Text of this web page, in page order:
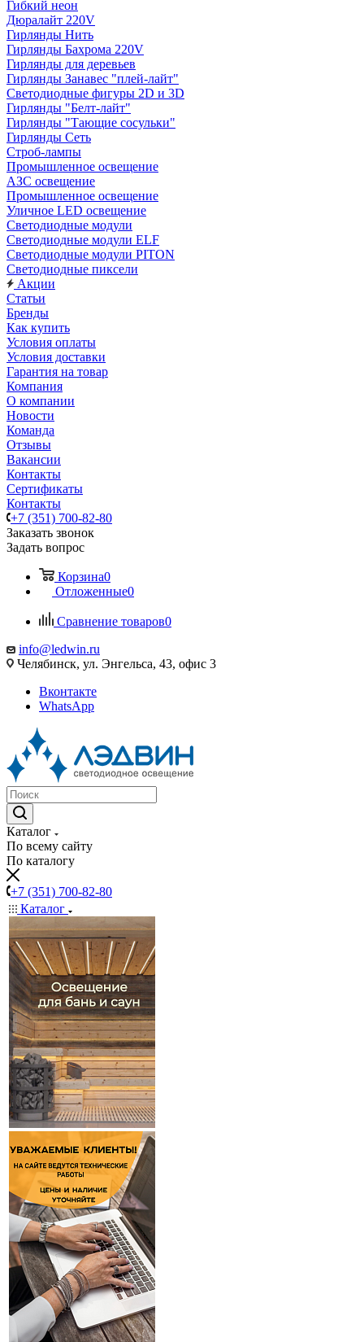
Гибкий неон
Дюралайт 220V
Гирлянды Нить
Гирлянды Бахрома 220V
Гирлянды для деревьев
Гирлянды Занавес "плей-лайт"
Светодиодные фигуры 2D и 3D
Гирлянды "Белт-лайт"
Гирлянды "Тающие сосульки"
Гирлянды Сеть
Строб-лампы
Промышленное освещение
АЗС освещение
Промышленное освещение
Уличное LED освещение
Светодиодные модули
Светодиодные модули ELF
Светодиодные модули PITON
Светодиодные пиксели
Акции
Статьи
Бренды
Как купить
Условия оплаты
Условия доставки
Гарантия на товар
Компания
О компании
Новости
Команда
Отзывы
Вакансии
Контакты
Сертификаты
Контакты
+7 (351) 700-82-80
Заказать звонок
Задать вопрос
Корзина0
Отложенные0
Сравнение товаров0
info@ledwin.ru
Челябинск, ул. Энгельса, 43, офис 3
Вконтакте
WhatsApp
Каталог
По всему сайту
По каталогу
+7 (351) 700-82-80
Каталог